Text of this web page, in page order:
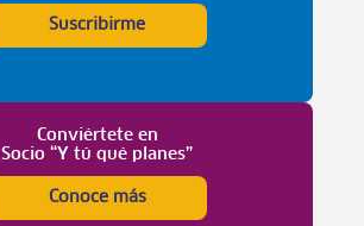
Suscribirme
Conviértete en
Socio “Y tú qué planes”
Conoce más